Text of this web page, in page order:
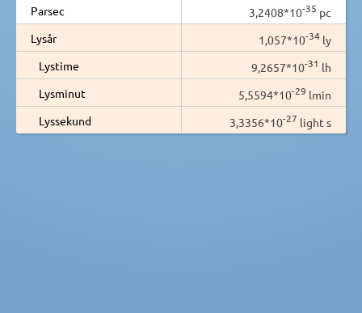
Parsec
3,2408*10-35 pc
Lysår
1,057*10-34 ly
Lystime
9,2657*10-31 lh
Lysminut
5,5594*10-29 lmin
Lyssekund
3,3356*10-27 light s